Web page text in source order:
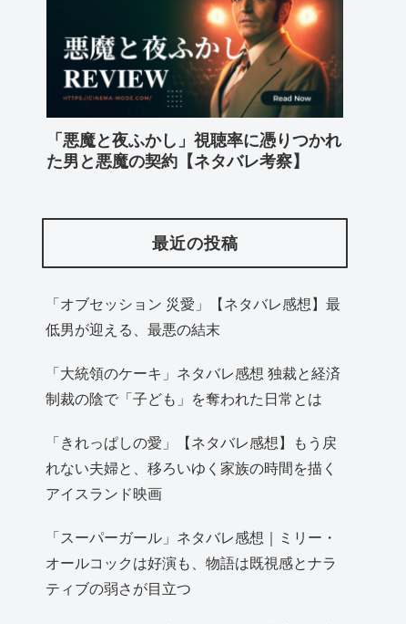
「悪魔と夜ふかし」視聴率に憑りつかれ
た男と悪魔の契約【ネタバレ考察】
最近の投稿
「オブセッション 災愛」【ネタバレ感想】最
低男が迎える、最悪の結末
「大統領のケーキ」ネタバレ感想 独裁と経済
制裁の陰で「子ども」を奪われた日常とは
「きれっぱしの愛」【ネタバレ感想】もう戻
れない夫婦と、移ろいゆく家族の時間を描く
アイスランド映画
「スーパーガール」ネタバレ感想｜ミリー・
オールコックは好演も、物語は既視感とナラ
ティブの弱さが目立つ